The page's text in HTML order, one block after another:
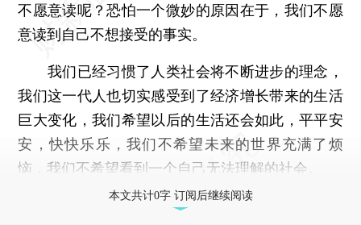
不愿意读呢？恐怕一个微妙的原因在于，我们不愿
意读到自己不想接受的事实。
我们已经习惯了人类社会将不断进步的理念，
我们这一代人也切实感受到了经济增长带来的生活
巨大变化，我们希望以后的生活还会如此，平平安
安，快快乐乐，我们不希望未来的世界充满了烦
恼，我们不希望看到一个自己无法理解的社会。
本文共计0字 订阅后继续阅读